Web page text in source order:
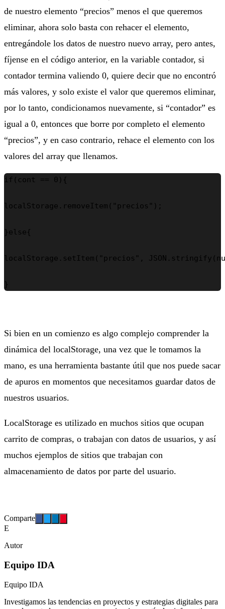
de nuestro elemento “precios” menos el que queremos
eliminar, ahora solo basta con rehacer el elemento,
entregándole los datos de nuestro nuevo array, pero antes,
fíjense en el código anterior, en la variable contador, si
contador termina valiendo 0, quiere decir que no encontró
más valores, y solo existe el valor que queremos eliminar,
por lo tanto, condicionamos nuevamente, si “contador” es
igual a 0, entonces que borre por completo el elemento
“precios”, y en caso contrario, rehace el elemento con los
valores del array que llenamos.
if(cont == 0){
localStorage.removeItem("precios");
}else{
localStorage.setItem("precios",
}
Si bien en un comienzo es algo complejo comprender la
dinámica del localStorage, una vez que le tomamos la
mano, es una herramienta bastante útil que nos puede sacar
de apuros en momentos que necesitamos guardar datos de
nuestros usuarios.
LocalStorage es utilizado en muchos sitios que ocupan
carrito de compras, o trabajan con datos de usuarios, y así
muchos ejemplos de sitios que trabajan con
almacenamiento de datos por parte del usuario.
Comparte
E
Autor
Equipo IDA
Equipo IDA
Investigamos las tendencias en proyectos y estrategias digitales para